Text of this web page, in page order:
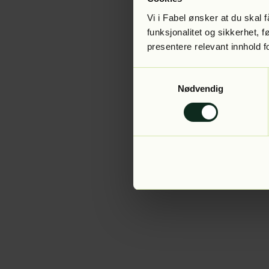
Vi i Fabel ønsker at du skal
funksjonalitet og sikkerhet,
presentere relevant innhold
Nødvendig
Application